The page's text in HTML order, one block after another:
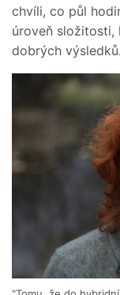
chvíli, co půl
úroveň složitosti,
dobrých výsledků.